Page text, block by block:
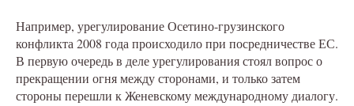
Например, урегулирование Осетино-грузинского
конфликта 2008 года происходило при посредничестве ЕС.
В первую очередь в деле урегулирования стоял вопрос о
прекращении огня между сторонами, и только затем
стороны перешли к Женевскому международному диалогу.